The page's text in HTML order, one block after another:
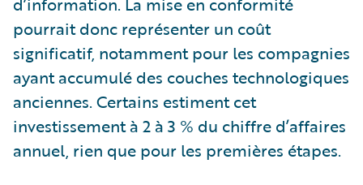
pourrait donc représenter un coût
significatif, notamment pour les compagnies
ayant accumulé des couches technologiques
anciennes. Certains estiment cet
investissement à 2 à 3 % du chiffre d’affaires
annuel, rien que pour les premières étapes.